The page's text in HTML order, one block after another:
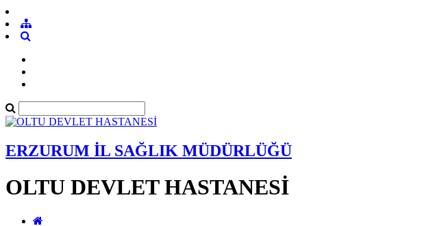
ERZURUM İL SAĞLIK MÜDÜRLÜĞÜ
OLTU DEVLET HASTANESİ